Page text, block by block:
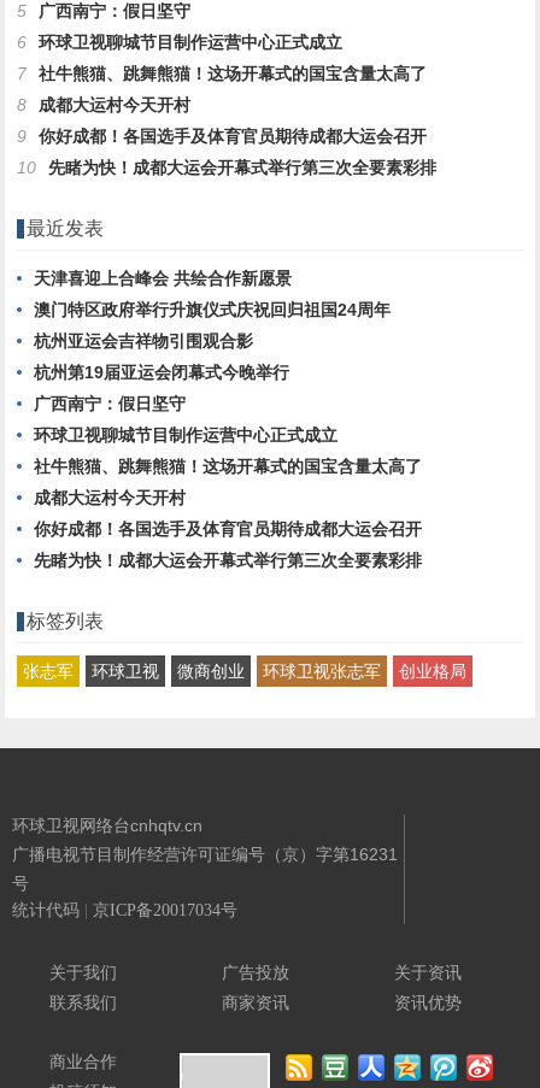
5
广西南宁：假日坚守
6
环球卫视聊城节目制作运营中心正式成立
7
社牛熊猫、跳舞熊猫！这场开幕式的国宝含量太高了
8
成都大运村今天开村
9
你好成都！各国选手及体育官员期待成都大运会召开
10
先睹为快！成都大运会开幕式举行第三次全要素彩排
最近发表
天津喜迎上合峰会 共绘合作新愿景
澳门特区政府举行升旗仪式庆祝回归祖国24周年
杭州亚运会吉祥物引围观合影
杭州第19届亚运会闭幕式今晚举行
广西南宁：假日坚守
环球卫视聊城节目制作运营中心正式成立
社牛熊猫、跳舞熊猫！这场开幕式的国宝含量太高了
成都大运村今天开村
你好成都！各国选手及体育官员期待成都大运会召开
先睹为快！成都大运会开幕式举行第三次全要素彩排
标签列表
张志军 环球卫视 微商创业 环球卫视张志军 创业格局
环球卫视网络台cnhqtv.cn
广播电视节目制作经营许可证编号（京）字第16231
号
统计代码 京ICP备20017034号
关于我们
联系我们
广告投放
商家资讯
关于资讯
资讯优势
商业合作